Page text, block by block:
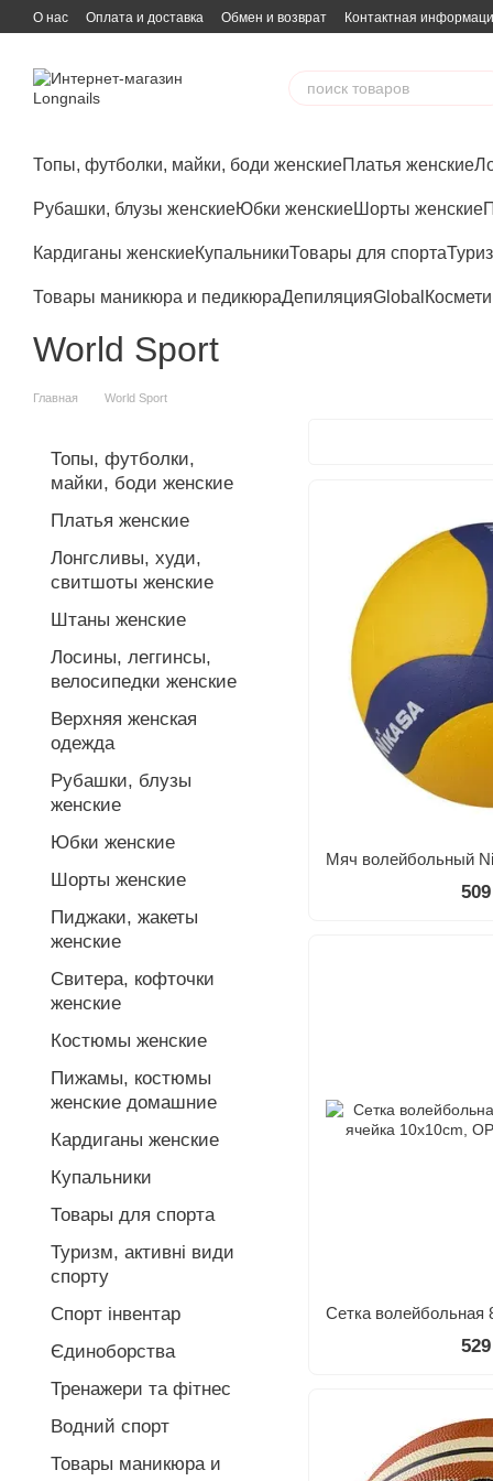
Перейти к основному контенту
О нас Оплата и доставка Обмен и возврат Контактная
Топы, футболки, майки, боди женскиеПлатья женские
Рубашки, блузы женскиеЮбки женскиеШорты женские
Кардиганы женскиеКупальникиТовары для спорта
Товары маникюра и педикюраДепиляцияGlobal
World Sport
Главная World Sport
Топы, футболки,
майки, боди женские
Платья женские
Лонгсливы, худи,
свитшоты женские
Штаны женские
Лосины, леггинсы,
велосипедки женские
Верхняя женская
одежда
Рубашки, блузы
женские
Юбки женские
Шорты женские
Пиджаки, жакеты
женские
Свитера, кофточки
женские
Костюмы женские
Пижамы, костюмы
женские домашние
Кардиганы женские
Купальники
Товары для спорта
Туризм, активні види
спорту
Спорт інвентар
Єдиноборства
Тренажери та фітнес
Водний спорт
Товары маникюра и